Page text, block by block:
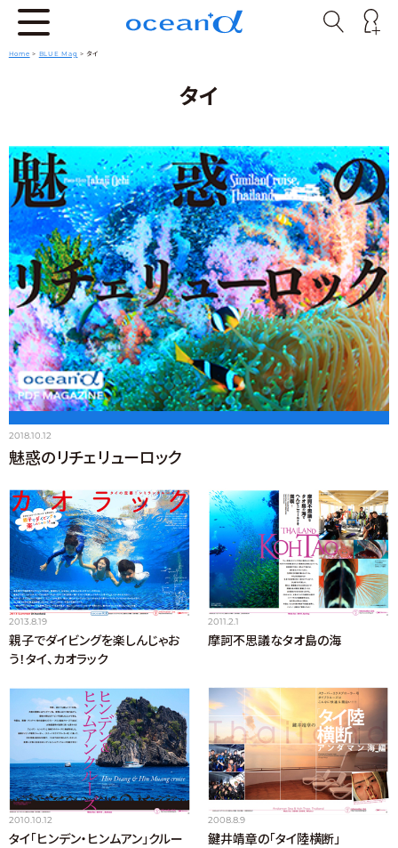
Home > BLUE Mag > タイ
タイ
2018.10.12
魅惑のリチェリューロック
2013.8.19
親子でダイビングを楽しんじゃお
う！タイ、カオラック
2011.2.1
摩訶不思議なタオ島の海
2010.10.12
タイ「ヒンデン・ヒンムアン」クルー
2008.8.9
鍵井靖章の「タイ陸横断」